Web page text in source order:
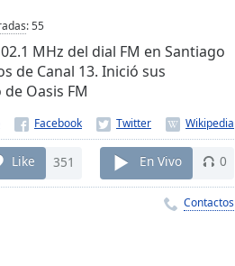
:55
MHz del dial FM en Santiago
de Canal 13. Inició sus
Oasis FM
Like 351 En Vivo 0
Contactos